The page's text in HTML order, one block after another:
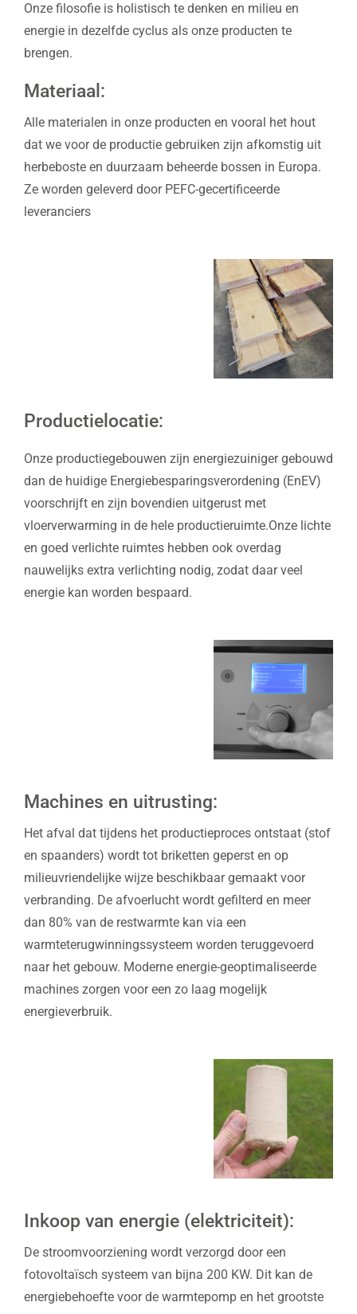
Onze filosofie is holistisch te denken en milieu en
energie in dezelfde cyclus als onze producten te
brengen.
Materiaal:
Alle materialen in onze producten en vooral het hout
dat we voor de productie gebruiken zijn afkomstig uit
herbeboste en duurzaam beheerde bossen in Europa.
Ze worden geleverd door PEFC-gecertificeerde
leveranciers
Productielocatie:
Onze productiegebouwen zijn energiezuiniger gebouwd
dan de huidige Energiebesparingsverordening (EnEV)
voorschrijft en zijn bovendien uitgerust met
vloerverwarming in de hele productieruimte.Onze lichte
en goed verlichte ruimtes hebben ook overdag
nauwelijks extra verlichting nodig, zodat daar veel
energie kan worden bespaard.
Machines en uitrusting:
Het afval dat tijdens het productieproces ontstaat (stof
en spaanders) wordt tot briketten geperst en op
milieuvriendelijke wijze beschikbaar gemaakt voor
verbranding. De afvoerlucht wordt gefilterd en meer
dan 80% van de restwarmte kan via een
warmteterugwinningssysteem worden teruggevoerd
naar het gebouw. Moderne energie-geoptimaliseerde
machines zorgen voor een zo laag mogelijk
energieverbruik.
Inkoop van energie (elektriciteit):
De stroomvoorziening wordt verzorgd door een
fotovoltaïsch systeem van bijna 200 KW. Dit kan de
energiebehoefte voor de warmtepomp en het grootste